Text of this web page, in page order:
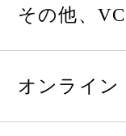
その他、
オンライン